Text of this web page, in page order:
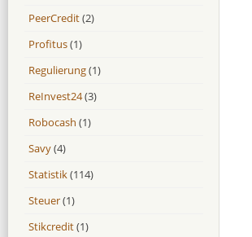
PeerCredit(2)
Profitus(1)
Regulierung(1)
ReInvest24(3)
Robocash (1)
Savy(4)
Statistik(114)
Steuer(1)
Stikcredit(1)